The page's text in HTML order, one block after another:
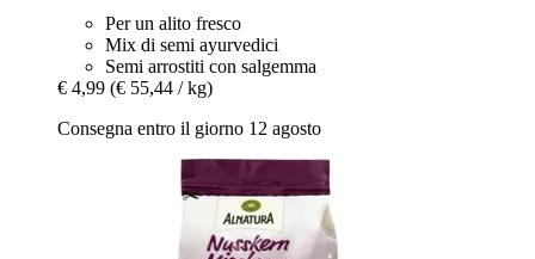
Per un alito fresco
Mix di semi ayurvedici
Semi arrostiti con salgemma
€ 4,99 (€ 55,44 / kg)
Consegna entro il giorno 12 agosto